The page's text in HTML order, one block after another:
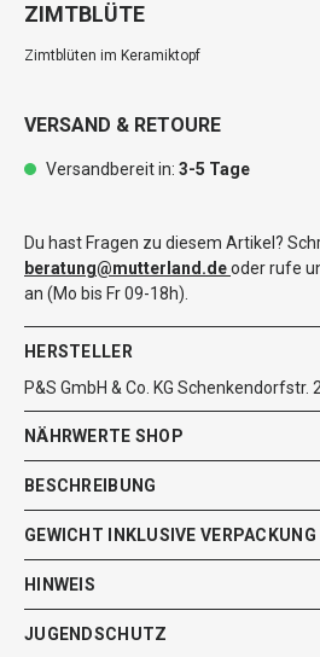
ZIMTBLÜTE
Zimtblüten im Keramiktopf
VERSAND & RETOURE
Versandbereit in: 3-5 Tage
Du hast Fragen zu diesem Artikel?
beratung@mutterland.deoder rufe
an (Mo bis Fr 09-18h).
HERSTELLER
P&S GmbH & Co. KG Schenkendorfstr.
NÄHRWERTE SHOP
BESCHREIBUNG
GEWICHT INKLUSIVE VERPACKUNG
HINWEIS
JUGENDSCHUTZ